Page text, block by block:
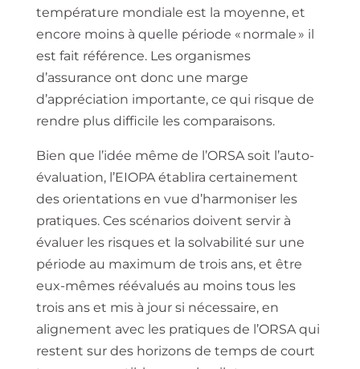
température mondiale est la moyenne, et
encore moins à quelle période « normale » il
est fait référence. Les organismes
d’assurance ont donc une marge
d’appréciation importante, ce qui risque de
rendre plus difficile les comparaisons.
Bien que l’idée même de l’ORSA soit l’auto-
évaluation, l’EIOPA établira certainement
des orientations en vue d’harmoniser les
pratiques. Ces scénarios doivent servir à
évaluer les risques et la solvabilité sur une
période au maximum de trois ans, et être
eux-mêmes réévalués au moins tous les
trois ans et mis à jour si nécessaire, en
alignement avec les pratiques de l’ORSA qui
restent sur des horizons de temps de court